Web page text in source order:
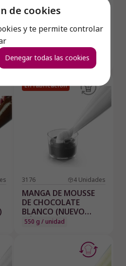
de cookies
y te permite controlar
Denegar todas las cookies
MANGA DE MOUSSE
(NUEVO CÓDIGO
160636)
700 g / unidad
En fabricación
3176 4 Unidades
MANGA DE MOUSSE
DE CHOCOLATE
BLANCO (NUEVO
CÓDIGO 160664)
550 g / unidad